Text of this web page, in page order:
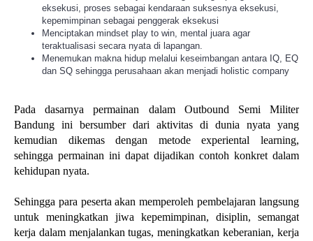
eksekusi, proses sebagai kendaraan suksesnya eksekusi,
kepemimpinan sebagai penggerak eksekusi
Menciptakan mindset play to win, mental juara agar
teraktualisasi secara nyata di lapangan.
Menemukan makna hidup melalui keseimbangan antara IQ, EQ
dan SQ sehingga perusahaan akan menjadi holistic company
Pada dasarnya permainan dalam Outbound Semi Militer
Bandung ini bersumber dari aktivitas di dunia nyata yang
kemudian dikemas dengan metode experiental learning,
sehingga permainan ini dapat dijadikan contoh konkret dalam
kehidupan nyata.
Sehingga para peserta akan memperoleh pembelajaran langsung
untuk meningkatkan jiwa kepemimpinan, disiplin, semangat
kerja dalam menjalankan tugas, meningkatkan keberanian, kerja